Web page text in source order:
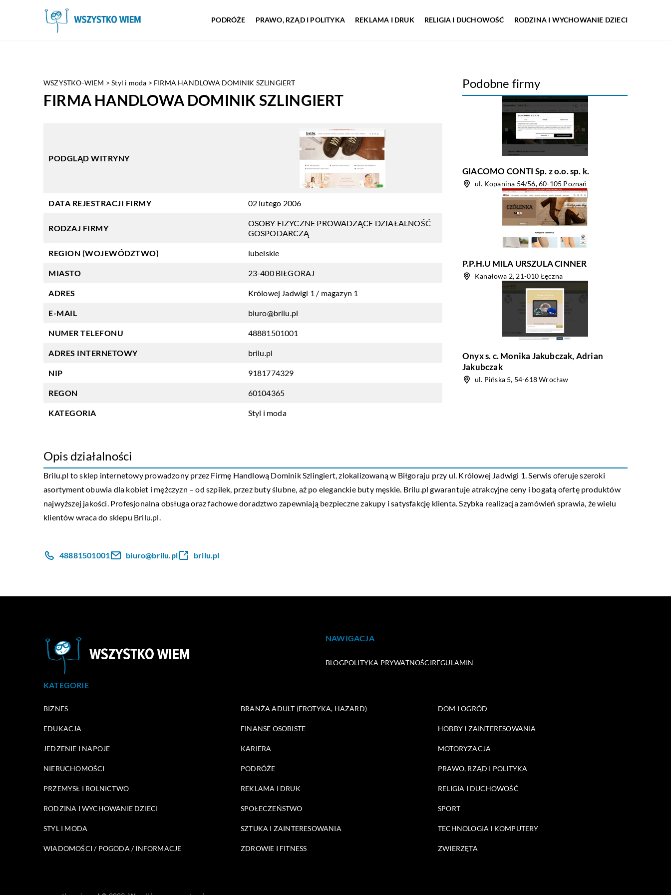
PODRÓŻE PRAWO, RZĄD I POLITYKA REKLAMA I DRUK RELIGIA I DUCHOWOŚĆ RODZINA I WYCHOWANIE DZIECI
WSZYSTKO-WIEM >Styl i moda > FIRMA HANDLOWA DOMINIK SZLINGIERT
FIRMA HANDLOWA DOMINIK SZLINGIERT
PODGLĄD WITRYNY
DATA REJESTRACJI FIRMY 02 lutego 2006
RODZAJ FIRMY
OSOBY FIZYCZNE PROWADZĄCE DZIAŁALNOŚĆ
GOSPODARCZĄ
REGION (WOJEWÓDZTWO) lubelskie
MIASTO 23-400 BIŁGORAJ
ADRES Królowej Jadwigi 1 / magazyn 1
E-MAIL biuro@brilu.pl
NUMER TELEFONU 48881501001
ADRES INTERNETOWY brilu.pl
NIP 9181774329
REGON 60104365
KATEGORIA Styl i moda
Podobne firmy
GIACOMO CONTI Sp. z o.o. sp. k.
ul. Kopanina 54/56, 60-105 Poznań
P.P.H.U MILA URSZULA CINNER
Kanałowa 2, 21-010 Łęczna
Onyx s. c. Monika Jakubczak, Adrian
Jakubczak
ul. Pińska 5, 54-618 Wrocław
Opis działalności
Brilu.pl to sklep internetowy prowadzony przez Firmę Handlową Dominik Szlingiert, zlokalizowaną w Biłgoraju przy ul. Królowej Jadwigi 1. Serwis oferuje szeroki
asortyment obuwia dla kobiet i mężczyzn – od szpilek, przez buty ślubne, aż po eleganckie buty męskie. Brilu.pl gwarantuje atrakcyjne ceny i bogatą ofertę produktów
najwyższej jakości. Profesjonalna obsługa oraz fachowe doradztwo zapewniają bezpieczne zakupy i satysfakcję klienta. Szybka realizacja zamówień sprawia, że wielu
klientów wraca do sklepu Brilu.pl.
48881501001 biuro@brilu.pl brilu.pl
NAWIGACJA
BLOGPOLITYKA PRYWATNOŚCIREGULAMIN
KATEGORIE
BIZNES BRANŻA ADULT (EROTYKA, HAZARD) DOM I OGRÓD
EDUKACJA FINANSE OSOBISTE HOBBY I ZAINTERESOWANIA
JEDZENIE I NAPOJE KARIERA MOTORYZACJA
NIERUCHOMOŚCI PODRÓŻE PRAWO, RZĄD I POLITYKA
PRZEMYSŁ I ROLNICTWO REKLAMA I DRUK RELIGIA I DUCHOWOŚĆ
RODZINA I WYCHOWANIE DZIECI SPOŁECZEŃSTWO SPORT
STYL I MODA SZTUKA I ZAINTERESOWANIA TECHNOLOGIA I KOMPUTERY
WIADOMOŚCI / POGODA / INFORMACJE ZDROWIE I FITNESS ZWIERZĘTA